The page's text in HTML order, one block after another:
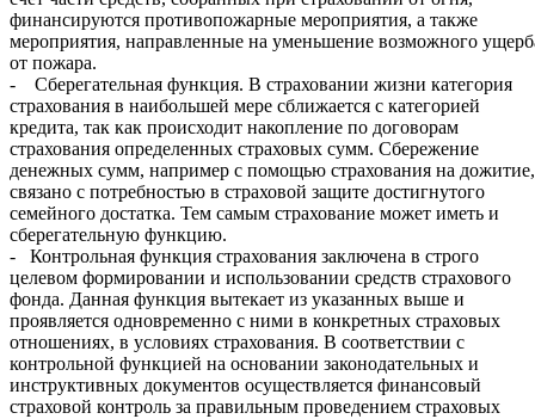
финансируются противопожарные мероприятия, а также
мероприятия, направленные на уменьшение возможного
от пожара.
- Сберегательная функция. В страховании жизни категория
страхования в наибольшей мере сближается с категорией
кредита, так как происходит накопление по договорам
страхования определенных страховых сумм. Сбережение
денежных сумм, например с помощью страхования на дожитие,
связано с потребностью в страховой защите достигнутого
семейного достатка. Тем самым страхование может иметь и
сберегательную функцию.
- Контрольная функция страхования заключена в строго
целевом формировании и использовании средств страхового
фонда. Данная функция вытекает из указанных выше и
проявляется одновременно с ними в конкретных страховых
отношениях, в условиях страхования. В соответствии с
контрольной функцией на основании законодательных и
инструктивных документов осуществляется финансовый
страховой контроль за правильным проведением страховых